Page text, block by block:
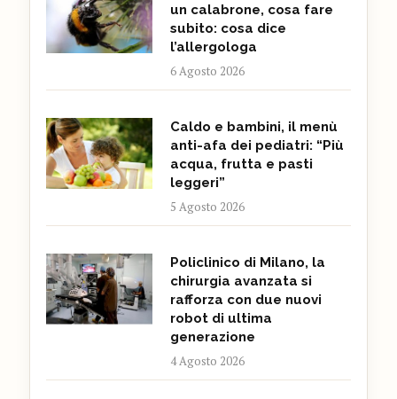
un calabrone, cosa fare
subito: cosa dice
l’allergologa
6 Agosto 2026
Caldo e bambini, il menù
anti-afa dei pediatri: “Più
acqua, frutta e pasti
leggeri”
5 Agosto 2026
Policlinico di Milano, la
chirurgia avanzata si
rafforza con due nuovi
robot di ultima
generazione
4 Agosto 2026